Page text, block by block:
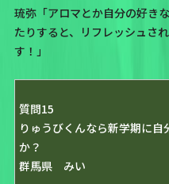
琉弥「アロマとか自分の好き
たりすると、リフレッシュさ
す！」
質問15
りゅうびくんなら新学期に
か？
群馬県 みい